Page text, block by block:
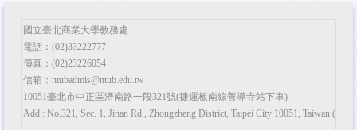
國立臺北商業大學教務處
電話：(02)33222777
傳真：(02)23226054
信箱：ntubadmis@ntub.edu.tw
10051臺北市中正區濟南路一段321號(捷運板南線善導寺站下車)
Add.: No.321, Sec. 1, Jinan Rd., Zhongzheng District, Taipei City 10051, Taiwan